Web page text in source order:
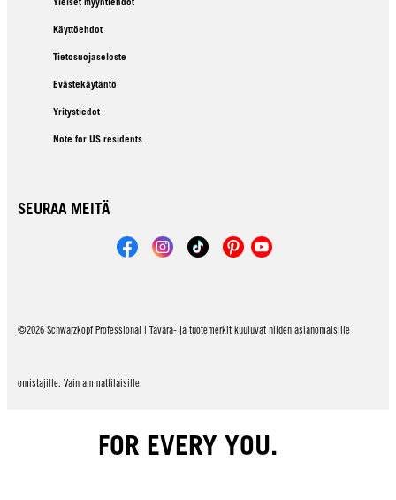
Käyttöehdot
Tietosuojaseloste
Evästekäytäntö
Yritystiedot
Note for US residents
SEURAA MEITÄ
©2026 Schwarzkopf Professional | Tavara- ja tuotemerkit kuuluvat niiden asianomaisille
omistajille. Vain ammattilaisille.
FOR EVERY YOU.